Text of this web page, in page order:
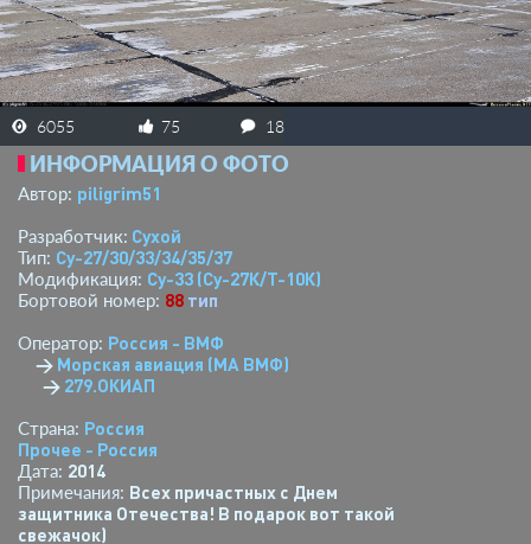
ЗАРЕГИСТРИРОВАТЬСЯ
6055 75 18
ИНФОРМАЦИЯ О ФОТО
Автор: piligrim51
Разработчик: Сухой
Тип: Су-27/30/33/34/35/37
Модификация: Су-33 (Су-27К/Т-10К)
Бортовой номер: 88 тип
Оператор: Россия - ВМФ
→ Морская авиация (МА ВМФ)
→ 279.ОКИАП
Страна: Россия
Прочее - Россия
Дата: 2014
Примечания: Всех причастных с Днем
защитника Отечества! В подарок вот такой
свежачок)